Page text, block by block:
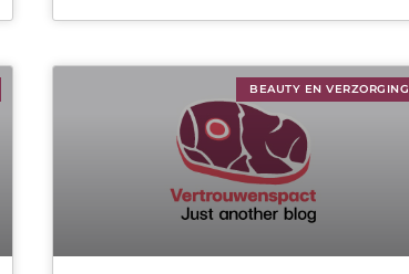
BEAUTY EN VERZORGING